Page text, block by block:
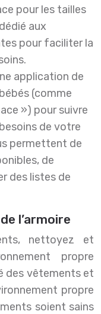
pour les tailles
aux
pour faciliter la
application de
(comme
») pour suivre
de votre
permettent de
de
des listes de
l’armoire
nettoyez et
propre
des vêtements et
propre
soient sains